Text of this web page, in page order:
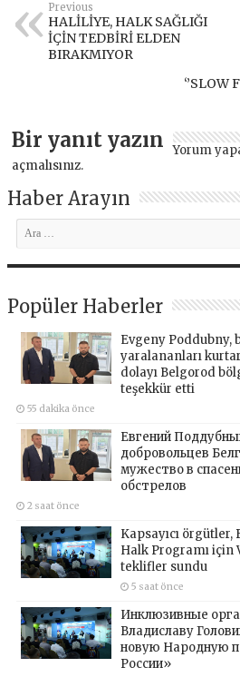
Previous
HALİLİYE, HALK SAĞLIĞI
İÇİN TEDBİRİ ELDEN
BIRAKMIYOR
‘’SLOW
Bir yanıt yazın Yorum
açmalısınız.
Haber Arayın
Popüler Haberler
Evgeny Poddubny,
yaralananları
dolayı Belgorod
teşekkür etti
55 dakika önce
Евгений
добровольцев
мужество в
обстрелов
2 saat önce
Kapsayıcı örgütler,
Halk Programı için
teklifler sundu
5 saat önce
Инклюзивные
Владиславу
новую Народную
России»